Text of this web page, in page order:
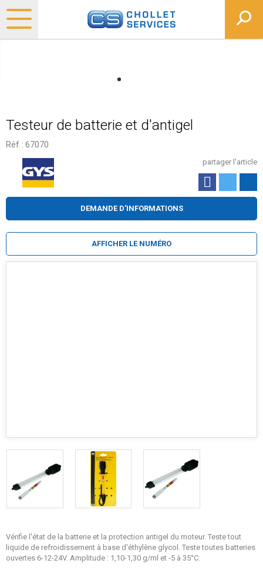
Testeur de batterie et d'antigel
Réf : 67070
partager l'article
Vérifie l'état de la batterie et la protection antigel du moteur. Teste tout
liquide de refroidissement à base d'éthylène glycol. Teste toutes batteries
ouvertes 6-12-24V. Amplitude : 1,10-1,30 g/ml et -5 à 35°C.
DEMANDE D'INFORMATIONS
AFFICHER LE NUMÉRO